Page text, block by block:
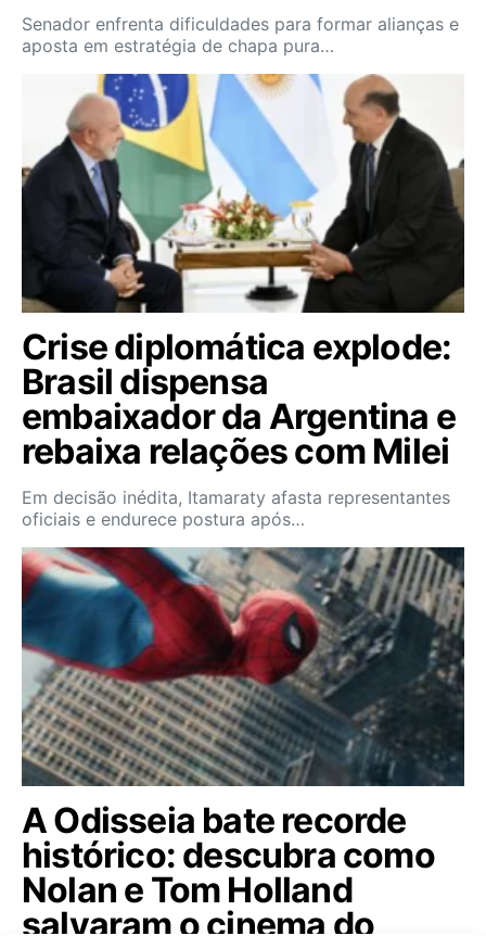
Senador enfrenta dificuldades para formar alianças e
aposta em estratégia de chapa pura…
Crise diplomática explode:
Brasil dispensa
embaixador da Argentina e
rebaixa relações com Milei
Em decisão inédita, Itamaraty afasta representantes
oficiais e endurece postura após…
A Odisseia bate recorde
histórico: descubra como
Nolan e Tom Holland
salvaram o cinema do